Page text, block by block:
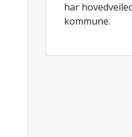
har
kommune.